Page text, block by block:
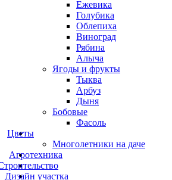
Ежевика
Голубика
Облепиха
Виноград
Рябина
Алыча
Ягоды и фрукты
Тыква
Арбуз
Дыня
Бобовые
Фасоль
Цветы
Многолетники на даче
Агротехника
Дизайн участка